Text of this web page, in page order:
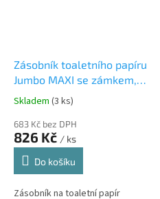
Zásobník toaletního papíru
Jumbo MAXI se zámkem,
kovový, bílý
Průměrné
produktu
je
5,0
hvězdiček.
Skladem (3 ks)
683 Kč bez DPH
826 Kč / ks
Do košíku
Zásobník na toaletní papír